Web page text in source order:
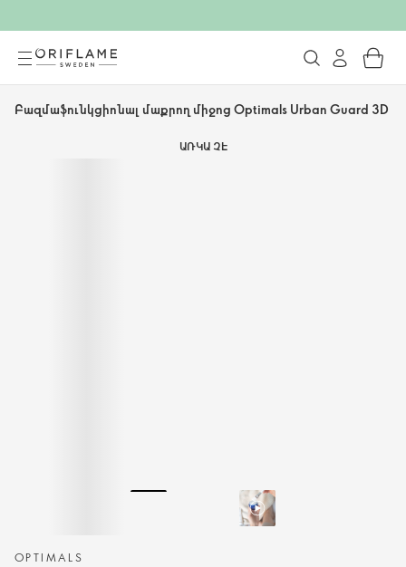
Բազմաֆունկցիոնալ մաքրող միջոց Optimals Urban Guard 3D
ԱՌԿԱ ՉԷ
OPTIMALS